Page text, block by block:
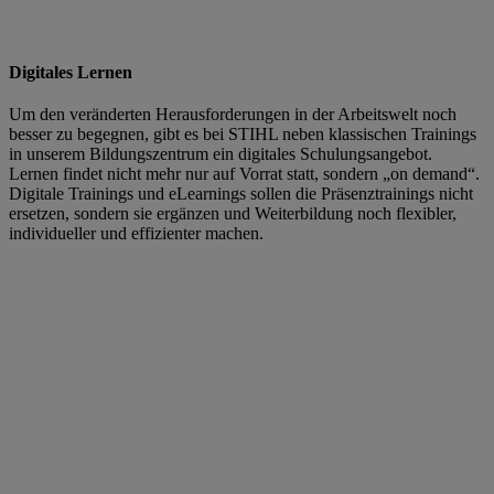
Digitales Lernen
Um den veränderten Herausforderungen in der Arbeitswelt noch
besser zu begegnen, gibt es bei STIHL neben klassischen Trainings
in unserem Bildungszentrum ein digitales Schulungsangebot.
Lernen findet nicht mehr nur auf Vorrat statt, sondern „on demand“.
Digitale Trainings und eLearnings sollen die Präsenztrainings nicht
ersetzen, sondern sie ergänzen und Weiterbildung noch flexibler,
individueller und effizienter machen.